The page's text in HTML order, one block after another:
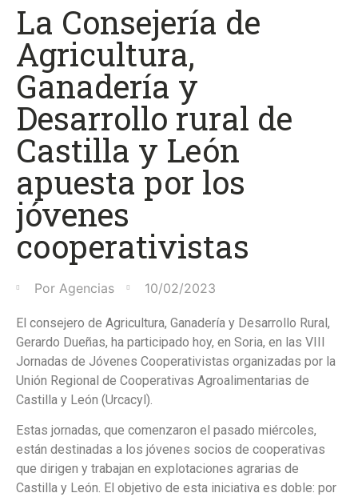
La Consejería de
Agricultura,
Ganadería y
Desarrollo rural de
Castilla y León
apuesta por los
jóvenes
cooperativistas
Por Agencias 10/02/2023
El consejero de Agricultura, Ganadería y Desarrollo Rural,
Gerardo Dueñas, ha participado hoy, en Soria, en las VIII
Jornadas de Jóvenes Cooperativistas organizadas por la
Unión Regional de Cooperativas Agroalimentarias de
Castilla y León (Urcacyl).
Estas jornadas, que comenzaron el pasado miércoles,
están destinadas a los jóvenes socios de cooperativas
que dirigen y trabajan en explotaciones agrarias de
Castilla y León. El objetivo de esta iniciativa es doble: por